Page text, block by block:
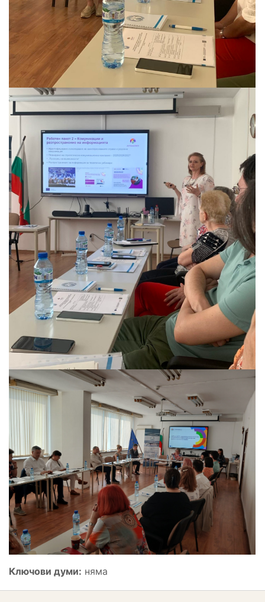
Ключови думи: няма